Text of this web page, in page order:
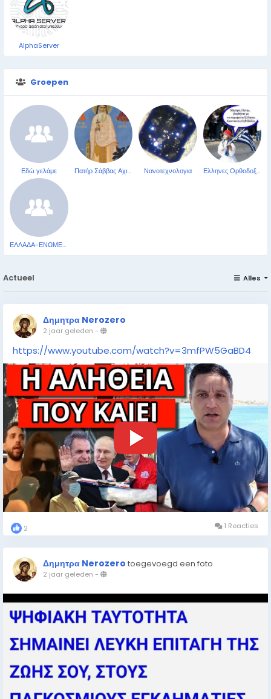
AlphaServer
Groepen
Εδώ γελάμε Πατήρ Σάββας Αχιλλέως Νανοτεχνολογια Ελληνες Ορθοδοξοι Χριστιανοι Δημοσιογραφ&omicr
ΕΛΛΑΔΑ-ΕΝΩΜΕΝΗ-ΠΟΤΕ-ΝΙΚΗΜΕΝΗ-ΕΛΛΑΣ-ΕΛΛΑΣ
Actueel Alles
Δημητρα Nerozero
2 jaar geleden -
https://www.youtube.com/watch?v=3mfPW5GaBD4
2 1 Reacties
Δημητρα Nerozero toegevoegd een foto
2 jaar geleden -